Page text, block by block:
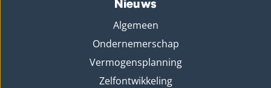
Nieuws
Algemeen
Ondernemerschap
Vermogensplanning
Zelfontwikkeling